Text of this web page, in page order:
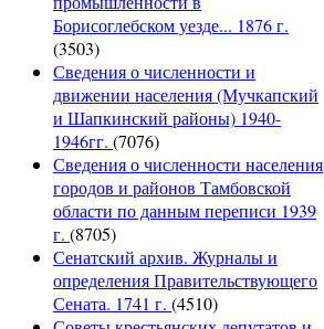
Борисоглебском уезде... 1876 г.
(3503)
Сведения о численности и
движении населения (Мучкапский
и Шапкинский районы) 1940-
1946гг. (7076)
Сведения о численности населения
городов и районов Тамбовской
области по данным переписи 1939
г. (8705)
Сенатский архив. Журналы и
определения Правительствующего
Сената. 1741 г. (4510)